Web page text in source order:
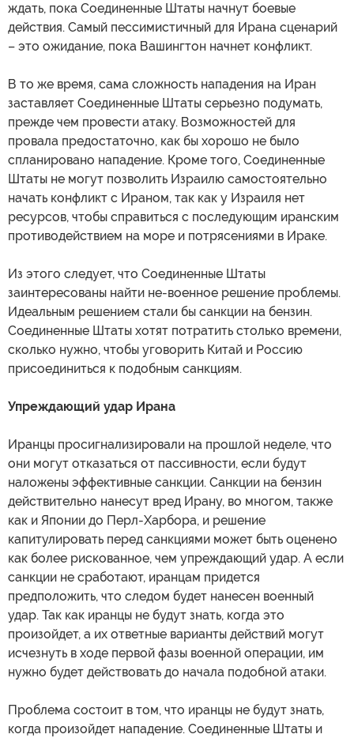
ждать, пока Соединенные Штаты начнут боевые
действия. Самый пессимистичный для Ирана сценарий
– это ожидание, пока Вашингтон начнет конфликт.
В то же время, сама сложность нападения на Иран
заставляет Соединенные Штаты серьезно подумать,
прежде чем провести атаку. Возможностей для
провала предостаточно, как бы хорошо не было
спланировано нападение. Кроме того, Соединенные
Штаты не могут позволить Израилю самостоятельно
начать конфликт с Ираном, так как у Израиля нет
ресурсов, чтобы справиться с последующим иранским
противодействием на море и потрясениями в Ираке.
Из этого следует, что Соединенные Штаты
заинтересованы найти не-военное решение проблемы.
Идеальным решением стали бы санкции на бензин.
Соединенные Штаты хотят потратить столько времени,
сколько нужно, чтобы уговорить Китай и Россию
присоединиться к подобным санкциям.
Упреждающий удар Ирана
Иранцы просигнализировали на прошлой неделе, что
они могут отказаться от пассивности, если будут
наложены эффективные санкции. Санкции на бензин
действительно нанесут вред Ирану, во многом, также
как и Японии до Перл-Харбора, и решение
капитулировать перед санкциями может быть оценено
как более рискованное, чем упреждающий удар. А если
санкции не сработают, иранцам придется
предположить, что следом будет нанесен военный
удар. Так как иранцы не будут знать, когда это
произойдет, а их ответные варианты действий могут
исчезнуть в ходе первой фазы военной операции, им
нужно будет действовать до начала подобной атаки.
Проблема состоит в том, что иранцы не будут знать,
когда произойдет нападение. Соединенные Штаты и